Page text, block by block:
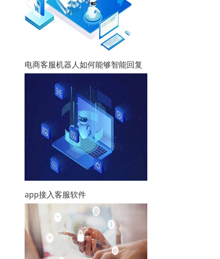
电商客服机器人如何能够智能回复
app接入客服软件